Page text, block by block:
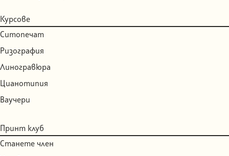
Курсове
Ситопечат
Ризография
Линогравюра
Цианотипия
Ваучери
Принт клуб
Станете член